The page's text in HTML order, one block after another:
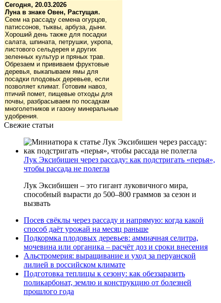
Сегодня, 20.03.2026
Луна в знаке Овен, Растущая.
Сеем на рассаду семена огурцов,
патиссонов, тыквы, арбуза, дыни.
Хороший день также для посадки
салата, шпината, петрушки, укропа,
листового сельдерея и других
зеленных культур и пряных трав.
Обрезаем и прививаем фруктовые
деревья, выкапываем ямы для
посадки плодовых деревьев, если
позволяет климат. Готовим навоз,
птичий помет, пищевые отходы для
почвы, разбрасываем по посадкам
многолетников и газону минеральные
удобрения.
Свежие статьи
Лук Эксибишен через рассаду: как подстригать «перья»,
чтобы рассада не полегла
Лук Эксибишен – это гигант луковичного мира,
способный вырасти до 500–800 граммов за сезон и
вызвать
Посев свёклы через рассаду и напрямую: когда какой
способ даёт урожай на месяц раньше
Подкормка плодовых деревьев: аммиачная селитра,
мочевина или органика – расчёт доз и сроки внесения
Альстромерия: выращивание и уход за перуанской
лилией в российском климате
Подготовка теплицы к сезону: как обеззаразить
поликарбонат, землю и конструкцию от болезней
прошлого года